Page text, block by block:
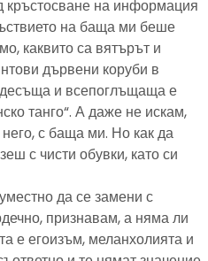
на информация
на баща ми беше
каквито са вятърът и
дървени коруби в
и всепоглъщаща е
танго“. А даже не искам,
с баща ми. Но как да
с чисти обувки, като си
да се замени с
признавам, а няма ли
е егоизъм, меланхолията и